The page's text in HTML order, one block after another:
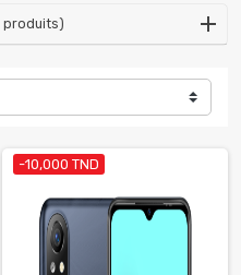
produits)
-10,000 TND